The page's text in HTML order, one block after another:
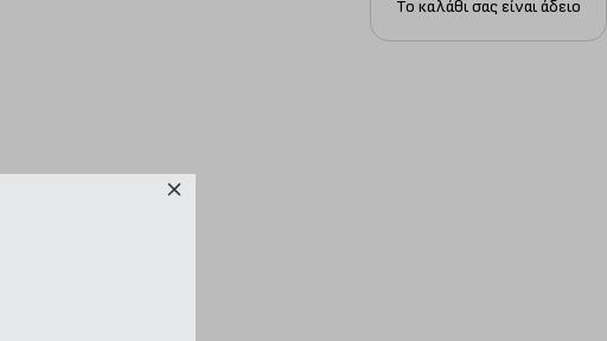
Το καλάθι σας είναι άδειο